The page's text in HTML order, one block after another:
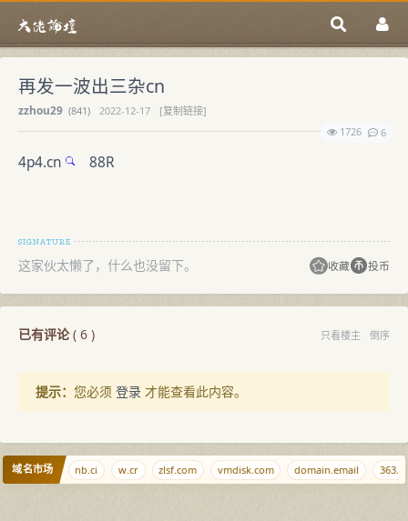
再发一波出三杂cn
zzhou29 (841) 2022-12-17
[复制链接]
1726
6
4p4.cn 88R
这家伙太懒了，什么也没留下。 收藏 投币
已有评论( 6 ) 只看楼主 倒序
提示： 您必须 登录 才能查看此内容。
域名市场 nb.ci w.cr zlsf.com vmdisk.com domain.email